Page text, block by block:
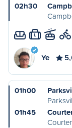
02h30
L
Ye
01h00
01h45